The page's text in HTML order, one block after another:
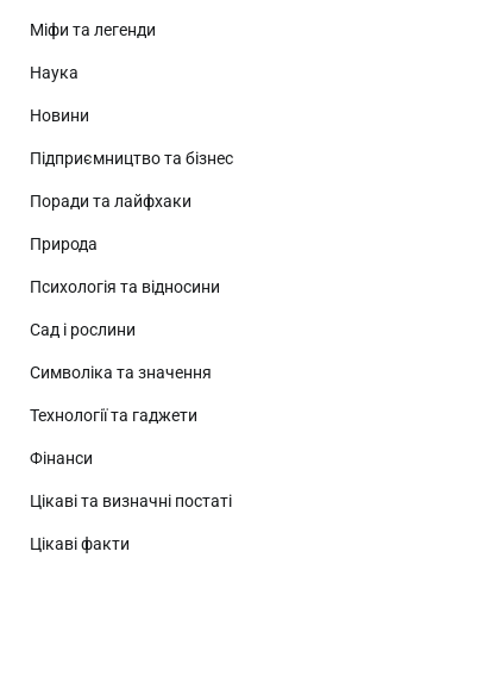
Міфи та легенди
Наука
Новини
Підприємництво та бізнес
Поради та лайфхаки
Природа
Психологія та відносини
Сад і рослини
Символіка та значення
Технології та гаджети
Фінанси
Цікаві та визначні постаті
Цікаві факти